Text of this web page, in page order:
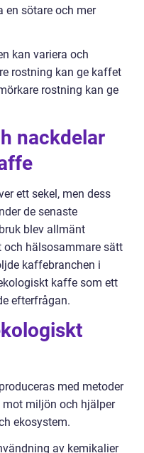
en sötare och mer
kan variera och
rostning kan ge kaffet
rostning kan ge
nackdelar
ett sekel, men dess
de senaste
blev allmänt
och hälsosammare sätt
kaffebranchen i
kaffe som ett
efterfrågan.
med metoder
miljön och hjälper
ekosystem.
av kemikalier